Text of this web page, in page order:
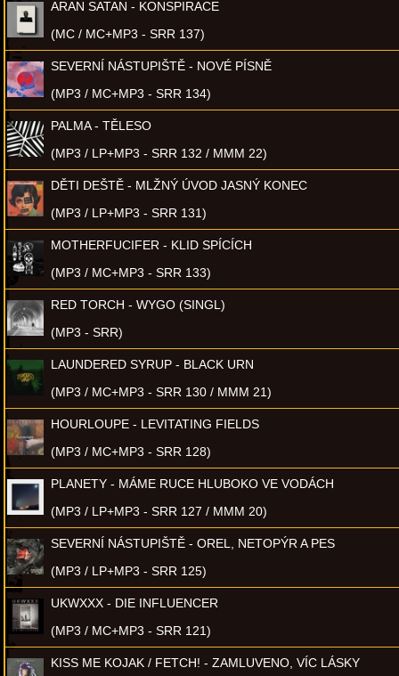
ARAN SATAN - KONSPIRACE
(MC / MC+MP3 - SRR 137)
SEVERNÍ NÁSTUPIŠTĚ - NOVÉ PÍSNĚ
(MP3 / MC+MP3 - SRR 134)
PALMA - TĚLESO
(MP3 / LP+MP3 - SRR 132 / MMM 22)
DĚTI DEŠTĚ - MLŽNÝ ÚVOD JASNÝ KONEC
(MP3 / LP+MP3 - SRR 131)
MOTHERFUCIFER - KLID SPÍCÍCH
(MP3 / MC+MP3 - SRR 133)
RED TORCH - WYGO (SINGL)
(MP3 - SRR)
LAUNDERED SYRUP - BLACK URN
(MP3 / MC+MP3 - SRR 130 / MMM 21)
HOURLOUPE - LEVITATING FIELDS
(MP3 / MC+MP3 - SRR 128)
PLANETY - MÁME RUCE HLUBOKO VE VODÁCH
(MP3 / LP+MP3 - SRR 127 / MMM 20)
SEVERNÍ NÁSTUPIŠTĚ - OREL, NETOPÝR A PES
(MP3 / LP+MP3 - SRR 125)
UKWXXX - DIE INFLUENCER
(MP3 / MC+MP3 - SRR 121)
KISS ME KOJAK / FETCH! - ZAMLUVENO, VÍC LÁSKY